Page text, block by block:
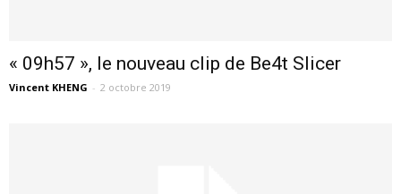
« 09h57 », le nouveau clip de Be4t Slicer
Vincent KHENG - 2 octobre 2019